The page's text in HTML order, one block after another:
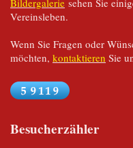
Vereinsleben.
Wenn Sie Fragen oder
möchten, kontaktieren Sie
Besucherzähler